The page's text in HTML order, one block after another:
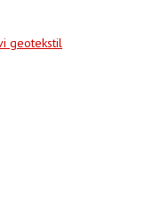
geotekstil